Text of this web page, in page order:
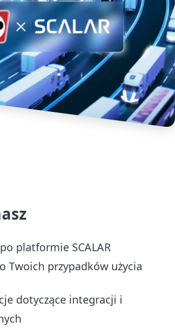
platformie SCALAR
Twoich przypadków użycia
dotyczące integracji i